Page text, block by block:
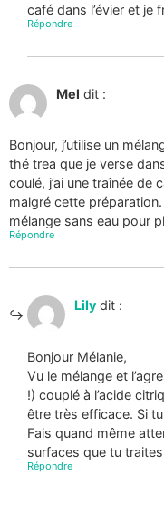
café dans l’évier et je
Répondre
Mel dit :
Bonjour, j’utilise un
thé trea que je verse
coulé, j’ai une traînée de
malgré cette
mélange sans eau pour
Répondre
Lily dit :
Bonjour Mélanie,
Vu le mélange et
!) couplé à l’acide
être très efficace. Si
Fais quand même
surfaces que tu
Répondre